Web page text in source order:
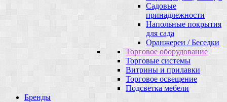
Садовые
принадлежности
Напольные покрытия
для сада
Оранжереи / Беседки
Торговое оборудование
Торговые системы
Витрины и прилавки
Торговое освещение
Подсветка мебели
Бренды